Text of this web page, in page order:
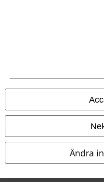
Ändra
Bekräfta ångrat köp
Alla priser inkl. moms.
© 1986-2026 E.M.P.